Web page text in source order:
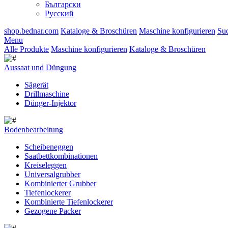
Български
Русский
shop.bednar.com Kataloge & Broschüren Maschine konfigurieren
Menu
Alle Produkte Maschine konfigurieren Kataloge & Broschüren
Aussaat und Düngung
Sägerät
Drillmaschine
Dünger-Injektor
Bodenbearbeitung
Scheibeneggen
Saatbettkombinationen
Kreiseleggen
Universalgrubber
Kombinierter Grubber
Tiefenlockerer
Kombinierte Tiefenlockerer
Gezogene Packer